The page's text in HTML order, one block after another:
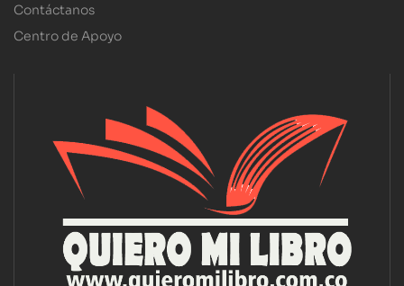
Contáctanos
Centro de Apoyo